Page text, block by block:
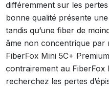
différemment sur les
bonne qualité présente
tandis qu’une fiber de
âme non concentrique par
FiberFox Mini 5C+
contrairement au FiberFox
recherchez les pertes